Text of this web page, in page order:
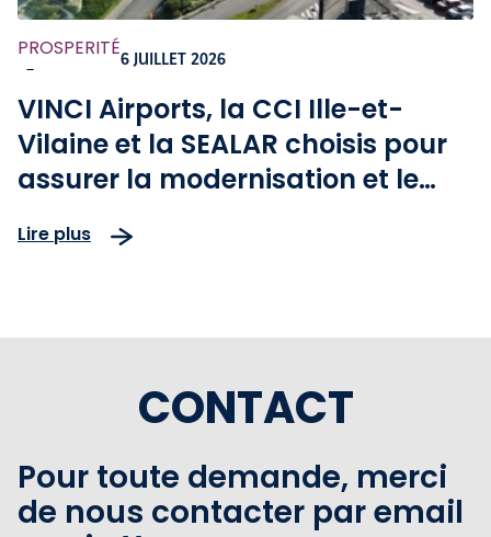
PROSPERITÉ
-
6 JUILLET 2026
VINCI Airports, la CCI Ille-et-
Vilaine et la SEALAR choisis pour
assurer la modernisation et le
Rennes et Dinard Bretagne
Lire plus
CONTACT
Pour toute demande, merci
de nous contacter par email